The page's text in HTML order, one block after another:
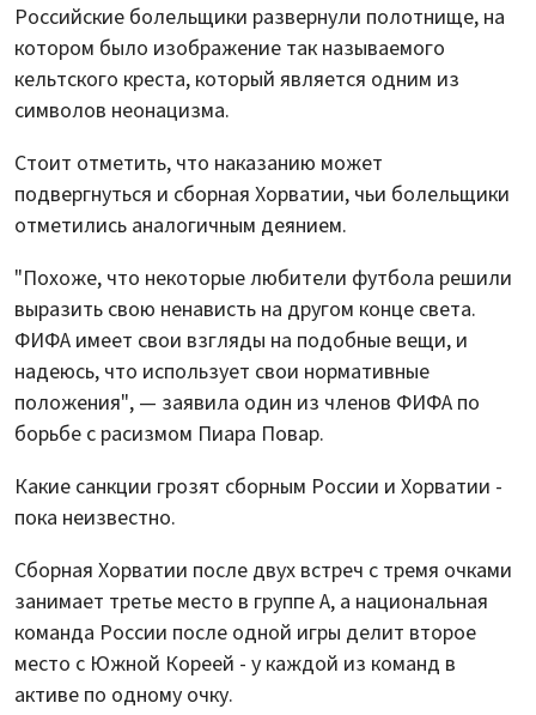
Российские болельщики развернули полотнище, на
котором было изображение так называемого
кельтского креста, который является одним из
символов неонацизма.
Стоит отметить, что наказанию может
подвергнуться и сборная Хорватии, чьи болельщики
отметились аналогичным деянием.
"Похоже, что некоторые любители футбола решили
выразить свою ненависть на другом конце света.
ФИФА имеет свои взгляды на подобные вещи, и
надеюсь, что использует свои нормативные
положения", — заявила один из членов ФИФА по
борьбе с расизмом Пиара Повар.
Какие санкции грозят сборным России и Хорватии -
пока неизвестно.
Сборная Хорватии после двух встреч с тремя очками
занимает третье место в группе A, а национальная
команда России после одной игры делит второе
место с Южной Кореей - у каждой из команд в
активе по одному очку.